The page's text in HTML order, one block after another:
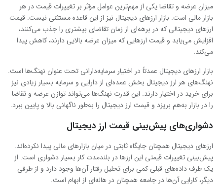
میزان عرضه‌ و تقاضا یکی از مهم‌ترین عوامل مؤثر بر تغییرات قیمت در هر
بازار مالی است. بازار ارزهای دیجیتال نیز از این قاعده مستثنی نیست. قیمت
ارزهای دیجیتالی که در برهه‌ای از زمان تقاضای بیشتری را جذب می‌کنند،
افزایش می‌یابد و قیمت ارزهایی که میزان عرضه بالایی دارند، کاهش پیدا
می‌کند.
بازار ارزهای دیجیتال عمدتاً در اختیار سرمایه‌دارانی تحت عنوان نهنگ‌ها است.
نهنگ‌های هر ارز دیجیتال بخش عمده‌ای از دارایی و سرمایه بسیار زیادی نیز
برای خرید در اختیار دارند. این قدرت نهنگ‌ها می‌تواند توازن عرضه و تقاضا
را در بازار به‌هم بریزد و قیمت ارز دیجیتال را به‌طور ناگهانی بالا و پایین ببرد.
دشواری‌های پیش‌بینی قیمت ارز دیجیتال
ارزهای دیجیتال همچنان جایگاه ثابتی در میان بازارهای مالی پیدا نکرده‌اند.
پیش‌بینی تغییرات قیمتی این ارزها در بلندمدت کار بسیار دشواری است. از
یک ‌طرف داده‌های قبلی کمی برای تحلیل رفتار آن‌ها وجود دارد و از طرفی
دیگر، کارایی آن‌ها در جامعه همچنان در هاله‌ای از ابهام است.